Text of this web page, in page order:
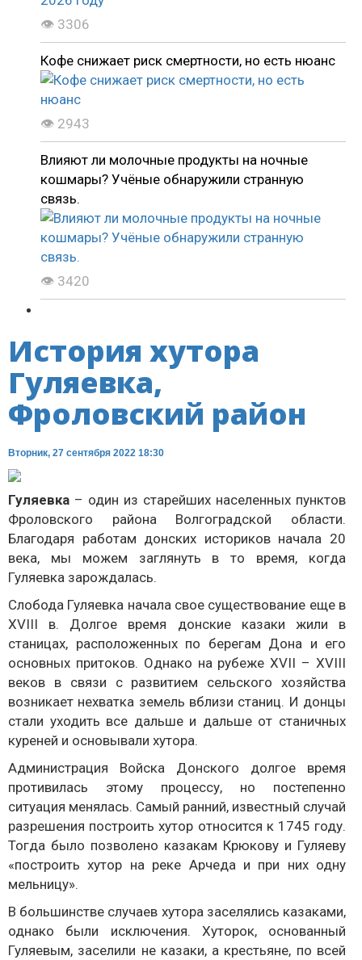
👁 3306
Кофе снижает риск смертности, но есть нюанс
👁 2943
Влияют ли молочные продукты на ночные
кошмары? Учёные обнаружили странную
связь.
👁 3420
История хутора
Гуляевка,
Фроловский район
Вторник, 27 сентября 2022 18:30
Гуляевка – один из старейших населенных пунктов
Фроловского района Волгоградской области.
Благодаря работам донских историков начала 20
века, мы можем заглянуть в то время, когда
Гуляевка зарождалась.
Слобода Гуляевка начала свое существование еще в
XVIII в. Долгое время донские казаки жили в
станицах, расположенных по берегам Дона и его
основных притоков. Однако на рубеже XVII – XVIII
веков в связи с развитием сельского хозяйства
возникает нехватка земель вблизи станиц. И донцы
стали уходить все дальше и дальше от станичных
куреней и основывали хутора.
Администрация Войска Донского долгое время
противилась этому процессу, но постепенно
ситуация менялась. Самый ранний, известный случай
разрешения построить хутор относится к 1745 году.
Тогда было позволено казакам Крюкову и Гуляеву
«построить хутор на реке Арчеда и при них одну
мельницу».
В большинстве случаев хутора заселялись казаками,
однако были исключения. Хуторок, основанный
Гуляевым, заселили не казаки, а крестьяне, по всей